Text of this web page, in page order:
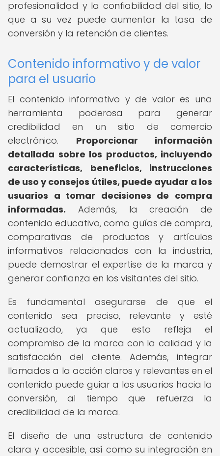
profesionalidad y la confiabilidad del sitio, lo
que a su vez puede aumentar la tasa de
conversión y la retención de clientes.
Contenido informativo y de valor
para el usuario
El contenido informativo y de valor es una
herramienta poderosa para generar
credibilidad en un sitio de comercio
electrónico. Proporcionar información
detallada sobre los productos, incluyendo
características, beneficios, instrucciones
de uso y consejos útiles, puede ayudar a los
usuarios a tomar decisiones de compra
informadas. Además, la creación de
contenido educativo, como guías de compra,
comparativas de productos y artículos
informativos relacionados con la industria,
puede demostrar el expertise de la marca y
generar confianza en los visitantes del sitio.
Es fundamental asegurarse de que el
contenido sea preciso, relevante y esté
actualizado, ya que esto refleja el
compromiso de la marca con la calidad y la
satisfacción del cliente. Además, integrar
llamados a la acción claros y relevantes en el
contenido puede guiar a los usuarios hacia la
conversión, al tiempo que refuerza la
credibilidad de la marca.
El diseño de una estructura de contenido
clara y accesible, así como su integración en